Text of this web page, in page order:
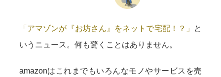
「アマゾンが『お坊さん』をネットで宅配！？」
と
いうニュース。何も驚くことはありません。
amazonはこれまでもいろんなモノやサービスを売